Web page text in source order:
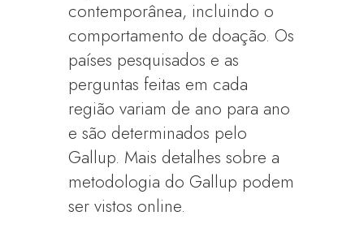
contemporânea, incluindo o
comportamento de doação. Os
países pesquisados e as
perguntas feitas em cada
região variam de ano para ano
e são determinados pelo
Gallup. Mais detalhes sobre a
metodologia do Gallup podem
ser vistos online.